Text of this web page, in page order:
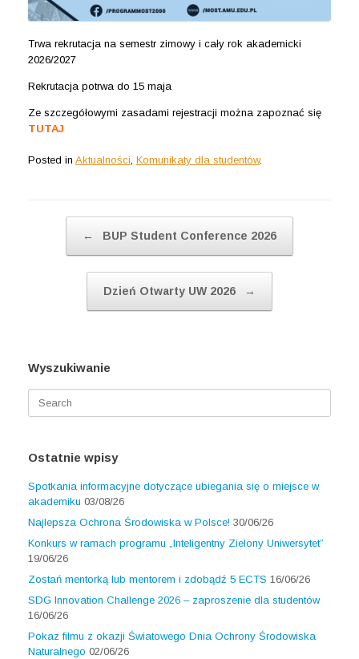
Trwa rekrutacja na semestr zimowy i cały rok akademicki
2026/2027
Rekrutacja potrwa do 15 maja
Ze szczegółowymi zasadami rejestracji można zapoznać się
TUTAJ
Posted in Aktualności, Komunikaty dla studentów.
← BUP Student Conference 2026
Dzień Otwarty UW 2026 →
Wyszukiwanie
Ostatnie wpisy
Spotkania informacyjne dotyczące ubiegania się o miejsce w
akademiku 03/08/26
Najlepsza Ochrona Środowiska w Polsce! 30/06/26
Konkurs w ramach programu „Inteligentny Zielony Uniwersytet”
19/06/26
Zostań mentorką lub mentorem i zdobądź 5 ECTS 16/06/26
SDG Innovation Challenge 2026 – zaproszenie dla studentów
16/06/26
Pokaz filmu z okazji Światowego Dnia Ochrony Środowiska
Naturalnego 02/06/26